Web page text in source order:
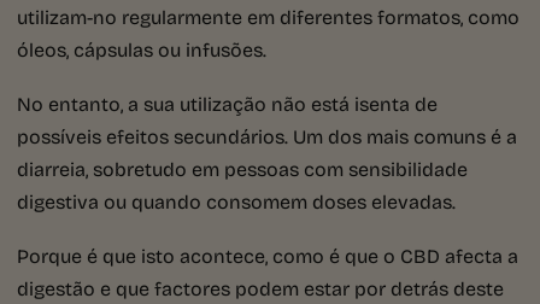
utilizam-no regularmente em diferentes formatos, como
óleos, cápsulas ou infusões.
No entanto, a sua utilização não está isenta de
possíveis efeitos secundários. Um dos mais comuns é a
diarreia, sobretudo em pessoas com sensibilidade
digestiva ou quando consomem doses elevadas.
Porque é que isto acontece, como é que o CBD afecta a
digestão e que factores podem estar por detrás deste